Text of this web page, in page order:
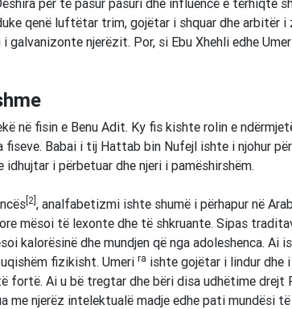
qenë luftëtar trim, gojëtar i shquar dhe arbitër i
galvanizonte njerëzit. Por, si Ebu Xhehli edhe
në fisin e Benu Adit. Ky fis kishte rolin e
Babai i tij Hattab bin Nufejl ishte i njohur
i përbetuar dhe njeri i pamëshirshëm.
[2] , analfabetizmi ishte shumë i përhapur në
mësoi të lexonte dhe të shkruante. Sipas
kalorësinë dhe mundjen që nga adoleshenca. Ai
fizikisht. Umeri ra ishte gojëtar i lindur dhe
fortë. Ai u bë tregtar dhe bëri disa udhëtime drejt
me njerëz intelektualë madje edhe pati mundësi